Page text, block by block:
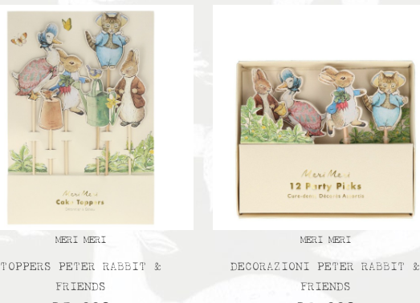
MERI MERI
TOPPERS PETER RABBIT &
FRIENDS
MERI MERI
DECORAZIONI PETER RABBIT &
FRIENDS